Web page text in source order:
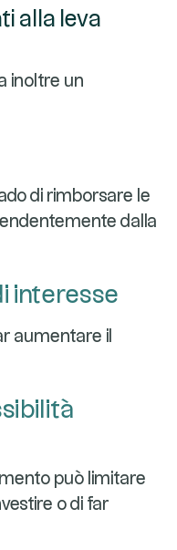
alla leva
inoltre un
di rimborsare le
dalla
interesse
aumentare il
può limitare
o di far